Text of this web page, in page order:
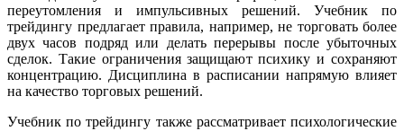
переутомления и импульсивных решений. Учебник по
трейдингу предлагает правила, например, не торговать более
двух часов подряд или делать перерывы после убыточных
сделок. Такие ограничения защищают психику и сохраняют
концентрацию. Дисциплина в расписании напрямую влияет
на качество торговых решений.
Учебник по трейдингу также рассматривает психологические